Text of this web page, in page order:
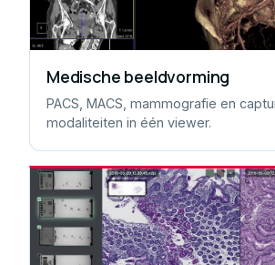
Medische beeldvorming
PACS, MACS, mammografie en
modaliteiten in één viewer.